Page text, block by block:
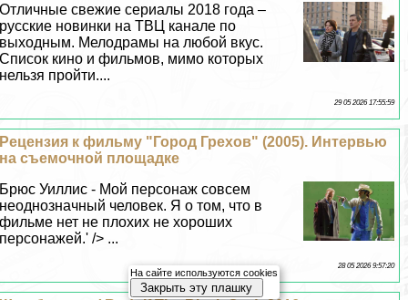
Отличные свежие сериалы 2018 года –
русские новинки на ТВЦ канале по
выходным. Мелодрамы на любой вкус.
Список кино и фильмов, мимо которых
нельзя пройти....
29 05 2026 17:55:59
Рецензия к фильму "Город Грехов" (2005). Интервью
на съемочной площадке
Брюс Уиллис - Мой персонаж совсем
неоднозначный человек. Я о том, что в
фильме нет не плохих не хороших
персонажей.' /> ...
28 05 2026 9:57:20
На сайте используются cookies
Закрыть эту плашку